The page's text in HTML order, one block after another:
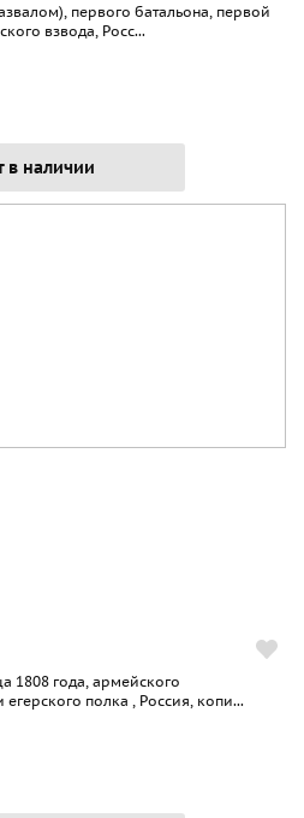
первого батальона, первой
взвода, Росс...
в наличии
1808 года, армейского
полка , Россия, копи...